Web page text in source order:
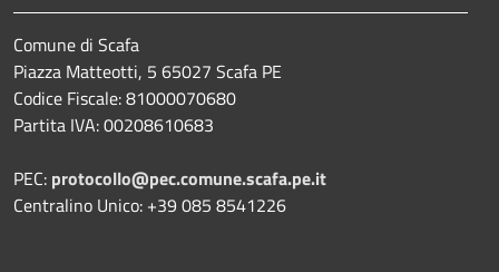
Comune di Scafa
Piazza Matteotti, 5 65027 Scafa PE
Codice Fiscale: 81000070680
Partita IVA: 00208610683
PEC: protocollo@pec.comune.scafa.pe.it
Centralino Unico: +39 085 8541226